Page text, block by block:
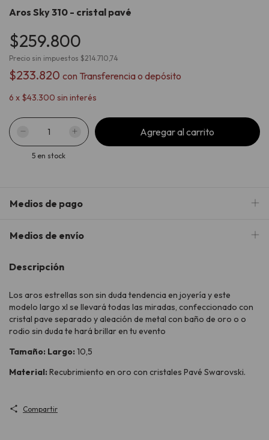
Aros Sky 310 - cristal pavé
$259.800
Precio sin impuestos $214.710,74
$233.820 con Transferencia o depósito
6 x $43.300 sin interés
5 en stock
Medios de pago
Medios de envío
Descripción
Los aros estrellas son sin duda tendencia en joyería y este
modelo largo xl se llevará todas las miradas, confeccionado con
cristal pave separado y aleación de metal con baño de oro o o
rodio sin duda te hará brillar en tu evento
Tamaño: Largo: 10,5
Material: Recubrimiento en oro con cristales Pavé Swarovski.
Compartir